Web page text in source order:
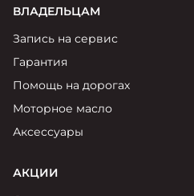
ВЛАДЕЛЬЦАМ
Запись на сервис
Гарантия
Помощь на дорогах
Моторное масло
Аксессуары
АКЦИИ